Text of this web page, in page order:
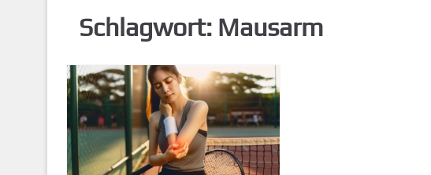
Schlagwort: Mausarm